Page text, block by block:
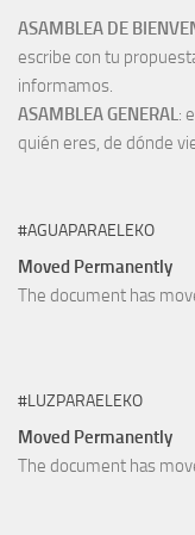
ASAMBLEA DE
escribe con tu
informamos.
ASAMBLEA GENERAL:
quién eres, de dónde
#AGUAPARAELEKO
Moved Permanently
The document has
#LUZPARAELEKO
Moved Permanently
The document has